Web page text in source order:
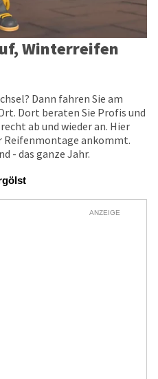
Winterreifen
Dann fahren Sie am
Dort beraten Sie Profis und
ab und wieder an. Hier
Reifenmontage ankommt.
- das ganze Jahr.
ANZEIGE